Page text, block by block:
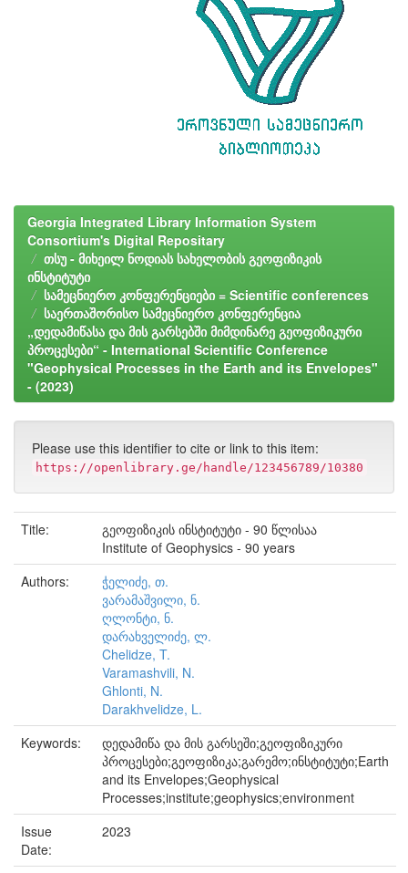
Georgia Integrated Library Information System
Consortium's Digital Repositary
თსუ - მიხეილ ნოდიას სახელობის გეოფიზიკის
ინსტიტუტი
სამეცნიერო კონფერენციები = Scientific conferences
საერთაშორისო სამეცნიერო კონფერენცია
„დედამიწასა და მის გარსებში მიმდინარე გეოფიზიკური
პროცესები“ - International Scientific Conference
"Geophysical Processes in the Earth and its Envelopes"
- (2023)
Please use this identifier to cite or link to this item:
https://openlibrary.ge/handle/123456789/10380
Title:
გეოფიზიკის ინსტიტუტი - 90 წლისაა
Institute of Geophysics - 90 years
Authors:
ჭელიძე, თ.
ვარამაშვილი, ნ.
ღლონტი, ნ.
დარახველიძე, ლ.
Chelidze, T.
Varamashvili, N.
Ghlonti, N.
Darakhvelidze, L.
Keywords:
დედამიწა და მის გარსეში;გეოფიზიკური
პროცესები;გეოფიზიკა;გარემო;ინსტიტუტი;Earth
and its Envelopes;Geophysical
Processes;institute;geophysics;environment
Issue
Date:
2023